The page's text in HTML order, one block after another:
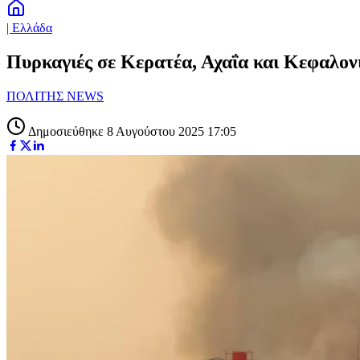
| Ελλάδα
Πυρκαγιές σε Κερατέα, Αχαΐα και
ΠΟΛΙΤΗΣ NEWS
Δημοσιεύθηκε 8 Αυγούστου 2025 17:05